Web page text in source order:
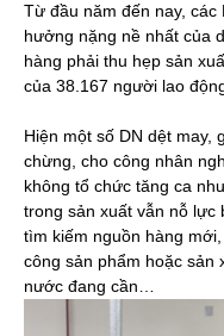
Từ đầu năm đến nay,
hưởng nặng nề nhất của
hàng phải thu hẹp sản
của 38.167 người lao
Hiện một số DN dệt may,
chừng, cho công nhân
không tổ chức tăng ca
trong sản xuất vẫn nỗ lực
tìm kiếm nguồn hàng
công sản phẩm hoặc sản
nước đang cần…